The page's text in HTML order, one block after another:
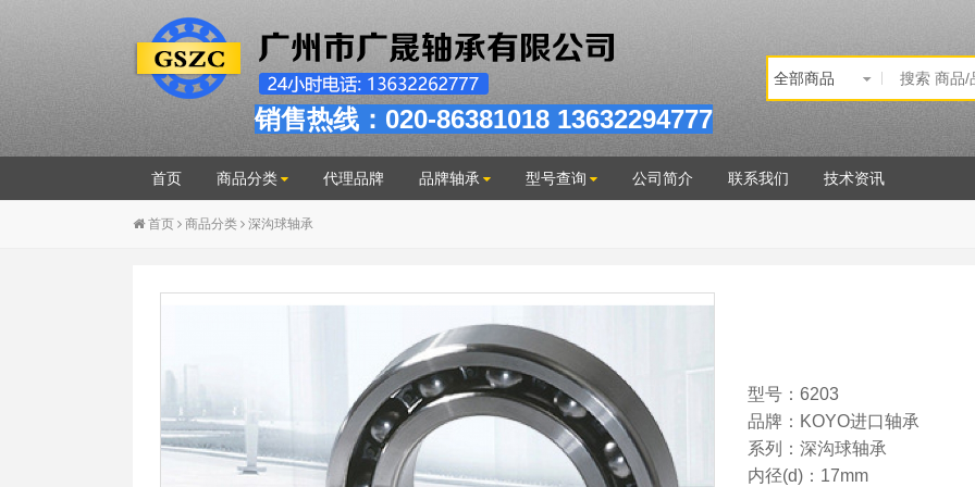
销售热线：020-86381018 13632294777
首页 商品分类 代理品牌 品牌轴承 型号查询 公司简介 联系我们 技术资讯
首页 商品分类 深沟球轴承
型号：6203
品牌：KOYO进口轴承
系列：深沟球轴承
内径(d)：17mm